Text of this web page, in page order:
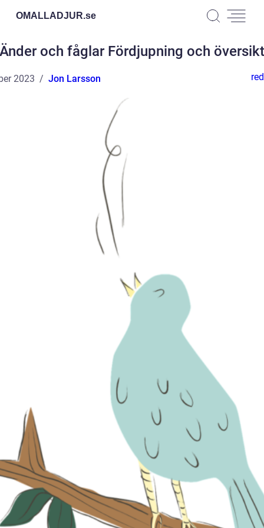
OMALLADJUR.se
Änder och fåglar Fördjupning och översikt
2023 Jon Larsson